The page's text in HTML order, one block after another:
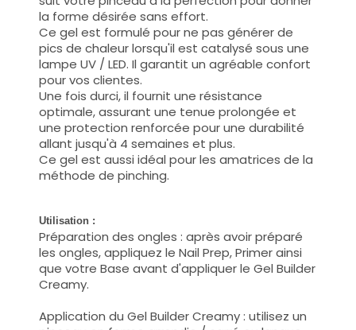
la forme désirée sans effort.
Ce gel est formulé pour ne pas générer de
pics de chaleur lorsqu'il est catalysé sous une
lampe UV / LED. Il garantit un agréable confort
pour vos clientes.
Une fois durci, il fournit une résistance
optimale, assurant une tenue prolongée et
une protection renforcée pour une durabilité
allant jusqu'à 4 semaines et plus.
Ce gel est aussi idéal pour les amatrices de la
méthode de pinching.
Utilisation :
Préparation des ongles : après avoir préparé
les ongles, appliquez le Nail Prep, Primer ainsi
que votre Base avant d'appliquer le Gel Builder
Creamy.
Application du Gel Builder Creamy : utilisez un